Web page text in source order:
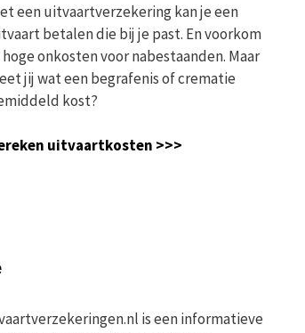
een uitvaartverzekering kan je een
betalen die bij je past. En voorkom
onkosten voor nabestaanden. Maar
jij wat een begrafenis of crematie
kost?
uitvaartkosten >>>
is een informatieve